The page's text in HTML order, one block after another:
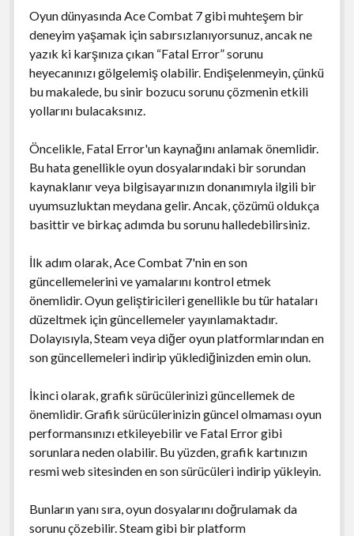
Oyun dünyasında Ace Combat 7 gibi muhteşem bir
deneyim yaşamak için sabırsızlanıyorsunuz, ancak ne
yazık ki karşınıza çıkan “Fatal Error” sorunu
heyecanınızı gölgelemiş olabilir. Endişelenmeyin, çünkü
bu makalede, bu sinir bozucu sorunu çözmenin etkili
yollarını bulacaksınız.
Öncelikle, Fatal Error'un kaynağını anlamak önemlidir.
Bu hata genellikle oyun dosyalarındaki bir sorundan
kaynaklanır veya bilgisayarınızın donanımıyla ilgili bir
uyumsuzluktan meydana gelir. Ancak, çözümü oldukça
basittir ve birkaç adımda bu sorunu halledebilirsiniz.
İlk adım olarak, Ace Combat 7'nin en son
güncellemelerini ve yamalarını kontrol etmek
önemlidir. Oyun geliştiricileri genellikle bu tür hataları
düzeltmek için güncellemeler yayınlamaktadır.
Dolayısıyla, Steam veya diğer oyun platformlarından en
son güncellemeleri indirip yüklediğinizden emin olun.
İkinci olarak, grafik sürücülerinizi güncellemek de
önemlidir. Grafik sürücülerinizin güncel olmaması oyun
performansınızı etkileyebilir ve Fatal Error gibi
sorunlara neden olabilir. Bu yüzden, grafik kartınızın
resmi web sitesinden en son sürücüleri indirip yükleyin.
Bunların yanı sıra, oyun dosyalarını doğrulamak da
sorunu çözebilir. Steam gibi bir platform